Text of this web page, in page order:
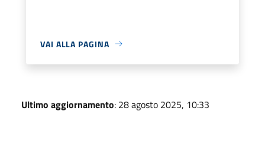
VAI ALLA PAGINA
Ultimo aggiornamento: 28 agosto 2025, 10:33